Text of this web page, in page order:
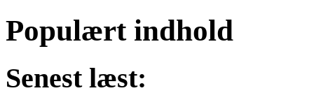
Populært indhold
Senest læst: